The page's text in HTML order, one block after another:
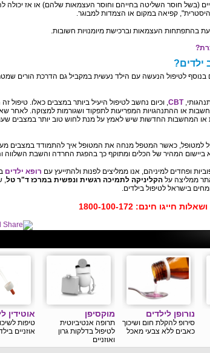
(בשל חוסר השליטה בחייהם וחוסר העצמאות שלהם) או אז
קפיאה במקום או הצמדות למבוגר.
בהתפתחות העצמאות וברכישת מיומנויות חשובות.
ילדים?
לטיפול הנעשה עם הילד נעשית במקביל גם הדרכת הורים
CBT, וכיום נחשב לטיפול היעיל ביותר במצבים כאלו. טיפול זה
מהן המחשבות או ההתנהגויות המפריעות לתפקוד ושגורמות למצוקה. לאחר
או המחשבות החדשות שיש לאמץ על מנת לחוש טוב יותר במצבים
למטופל, כאשר המטפל מנחה את המטופל איך להתמודד במצבים
ביישום המהיר של הכלים ומתוקף כך בהפגת החרדה והשבת השלווה
ופחדים למיניהם, אנו ממליצים לפנות ולהתייעץ עם רופא ילדים
ממליצה על הקליניקה לתמיכה רגשית ונפשית במרכז ד"ר טל,
בישראל לטיפול בילדים.
חייגו חינם: 1800-100-172
נורופן לילדים
סירופ להקלת חום ושיכוך
כאבים ללא צבעי מאכל
מוקסיפן
תרופה אנטיביוטית
לטיפול בדלקות גרון
ואוזניים
אוטידין
טיפות
אוזניים